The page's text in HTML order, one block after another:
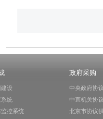
设
统
控系统
政府采购
中央政府协
中直机关协
北京市协议